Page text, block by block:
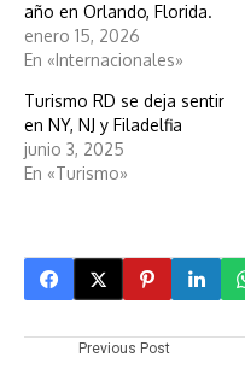
año en Orlando, Florida.
enero 15, 2026
En «Internacionales»
Turismo RD se deja sentir
en NY, NJ y Filadelfia
junio 3, 2025
En «Turismo»
Previous Post